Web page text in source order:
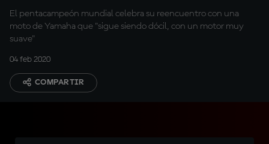
El pentacampeón mundial celebra su reencuentro con una
moto de Yamaha que "sigue siendo dócil, con un motor muy
suave"
04 feb 2020
COMPARTIR